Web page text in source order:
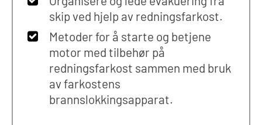
skip ved hjelp av redningsfarkost.
Metoder for å starte og betjene
motor med tilbehør på
redningsfarkost sammen med bruk
av farkostens
brannslokkingsapparat.